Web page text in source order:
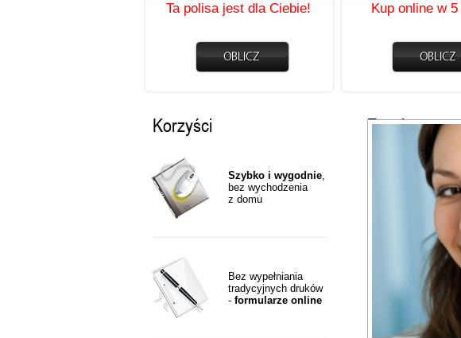
Ta polisa jest dla Ciebie! Kup online w
Korzyści
Szybko i wygodnie,
bez wychodzenia
z domu
Bez wypełniania
tradycyjnych druków
- formularze online
Zamów